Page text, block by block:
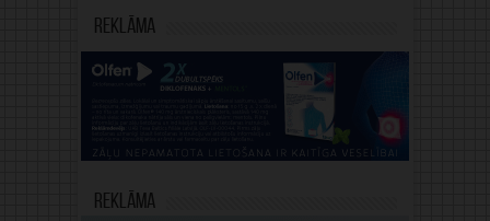
Reklāma
Reklāma